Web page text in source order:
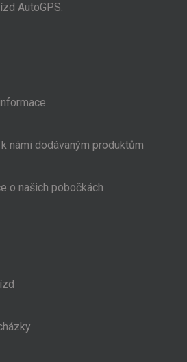
AutoGPS.
námi dodávaným produktům
o našich pobočkách